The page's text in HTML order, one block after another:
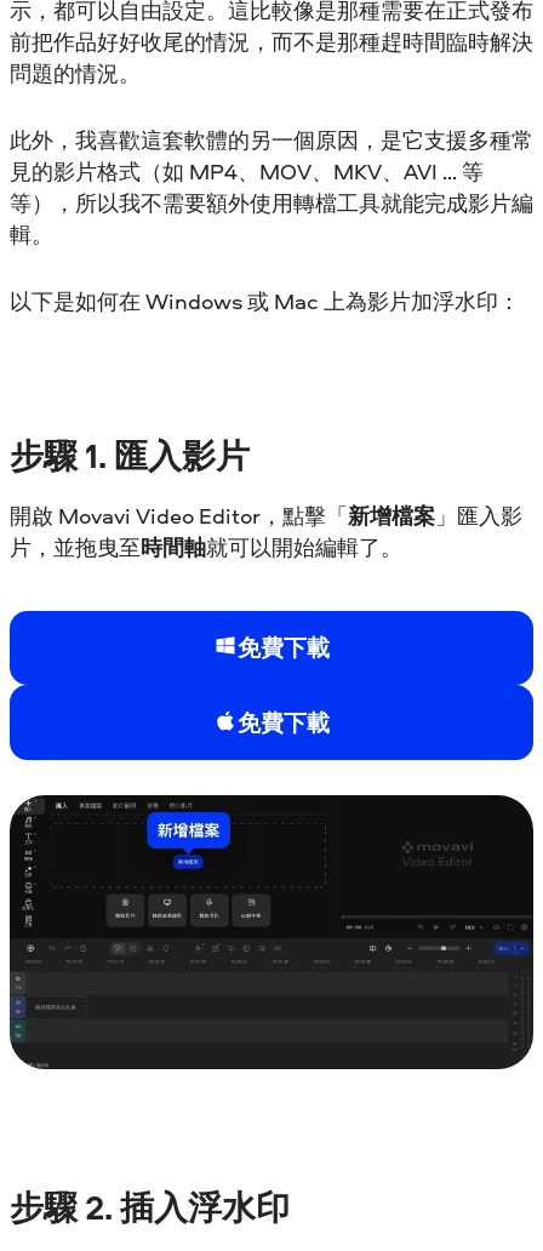
示，都可以自由設定。這比較像是那種需要在正式發布
前把作品好好收尾的情況，而不是那種趕時間臨時解決
問題的情況。
此外，我喜歡這套軟體的另一個原因，是它支援多種常
見的影片格式（如 MP4、MOV、MKV、AVI … 等
等），所以我不需要額外使用轉檔工具就能完成影片編
輯。
以下是如何在 Windows 或 Mac 上為影片加浮水印：
步驟1. 匯入影片
開啟 Movavi Video Editor，點擊「新增檔案 」匯入影
片，並拖曳至時間軸就可以開始編輯了。
免費下載
免費下載
步驟2. 插入浮水印